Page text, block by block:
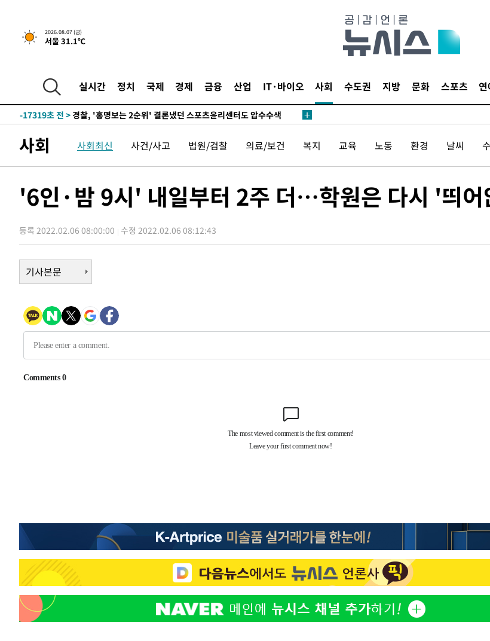
2026.08.07 (금)
서울 31.1℃
실시간 정치 국제 경제 금융 산업 IT·바이오 사회 수도권 지방 문화 스포츠
5시간 전 >내일까지 39도 '펄펄'…기상청 "태풍 지나며 폭염 잠시 꺾인다"
-20405초 전 >'월드컵 탈락 후폭풍' 축구협회…11시간 걸린 초유의 압수수색(종
-18634초 전 >
축구협회, 15년 전 심판 성 접대 파문에 "현재는 내부 지침 준수"
-17319초 전 >
-2915초 전 > [속보]합참 "北 발사체는 단거리탄도미사일…감시·경계태세 강화"
-1093초 전 >
[속보] SKT, 에이닷 서비스 장애 발생…"원인 파악 중"
-499초 전 >[속보]합참 "북, 동해상으로 미상 발사체 발사"
2분 전 >[속보]7~9일 프로야구 3연전도 폭염 취소…11일 재개
10분 전 >'월드컵 탈락 후폭풍' 축구협회…초유의 압수수색에 '충격·당황'
13분 전 >서울 낮 37.9도, 올여름 최고치 경신…영등포 순간 '40도'
20분 전 > [속보]종합특검, 대검 추가 압수수색…내란 중요임무종사 혐의
1시간 전 >[속보]코스닥, 800p 회복…0.26% 오른 801.67 마감
1시간 전 > [속보]원·달러 환율, 0.7원 내린 1423.8원 마감
2시간 전 >"여기 떨어졌다"…다누리, 스페이스X 로켓 달 충돌 흔적 포착
2시간 전 >손흥민, 5경기 연속골 실패…LAFC는 승부차기 끝 과달라하라 격파
-20405초 전 >
축구협회, 15년 전 심판 성 접대 파문에 "현재는 내부 지침 준수"
경찰, '홍명보는 2순위' 결론냈던 스포츠윤리센터도 압수수색
[속보]합참 "北 발사체는 단거리탄도미사일…감시·경계태세 강화"
2분 전 >
[속보]7~9일 프로야구 3연전도 폭염 취소…11일 재개
8분 전 >"韓 외환시장 개입 관측 배경엔 美의 대한국 무역적자 있어"
10분 전 >'월드컵 탈락 후폭풍' 축구협회…초유의 압수수색에 '충격·당황'
13분 전 >서울 낮 37.9도, 올여름 최고치 경신…영등포 순간 '40도'
20분 전 >[속보]종합특검, 대검 추가 압수수색…내란 중요임무종사 혐의
1시간 전 >
[속보]코스닥, 800p 회복…0.26% 오른 801.67 마감
사회 사회최신 사건/사고 법원/검찰 의료/보건 복지 교육 노동 환경 날씨
'6인·밤 9시' 내일부터 2주 더…학원은 다시 '띄어
등록 2022.02.06 08:00:00 수정 2022.02.06 08:12:43
기사본문
이승기 측 "
반환은 고도
벌 원해"
2
일상 공개
3
허지웅 "우
들었다"…형